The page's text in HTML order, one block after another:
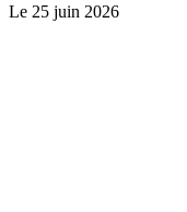
Le 25 juin 2026